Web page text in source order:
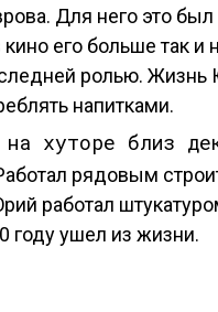
Для него это
его больше так и
ролью. Жизнь
напитками.
рядовым
работал
году ушел из жизни.